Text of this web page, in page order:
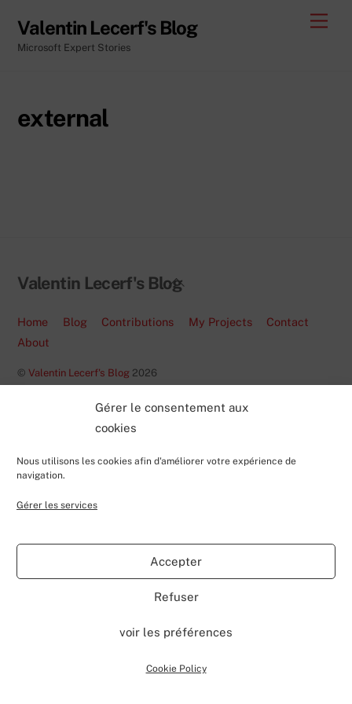
Gérer le consentement aux
cookies
Nous utilisons les cookies afin d'améliorer votre expérience de
navigation.
Gérer les services
Accepter
Refuser
voir les préférences
Cookie Policy
content
Valentin Lecerf's Blog
Microsoft Expert Stories
external
Back
Top
Valentin Lecerf's Blog
Home Blog Contributions My Projects
Contact
About
©Valentin Lecerf's Blog 2026